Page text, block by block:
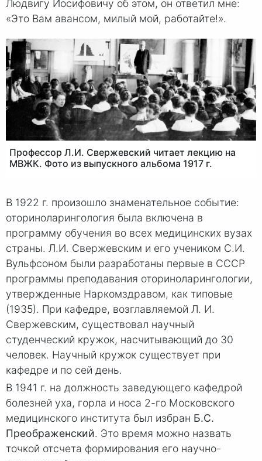
Людвигу Иосифовичу об этом, он ответил мне:
«Это Вам авансом, милый мой, работайте!».
Профессор Л.И. Свержевский читает лекцию на
МВЖК. Фото из выпускного альбома 1917 г.
В 1922 г. произошло знаменательное событие:
оториноларингология была включена в
программу обучения во всех медицинских вузах
страны. Л.И. Свержевским и его учеником С.И.
Вульфсоном были разработаны первые в СССР
программы преподавания оториноларингологии,
утвержденные Наркомздравом, как типовые
(1935). При кафедре, возглавляемой Л. И.
Свержевским, существовал научный
студенческий кружок, насчитывающий до 30
человек. Научный кружок существует при
кафедре и по сей день.
В 1941 г. на должность заведующего кафедрой
болезней уха, горла и носа 2-го Московского
медицинского института был избран Б.С.
Преображенский. Это время можно назвать
точкой отсчета формирования его научно-